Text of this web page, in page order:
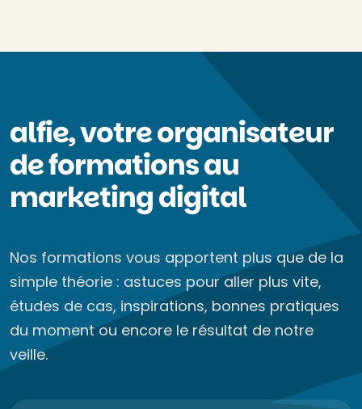
alfie, votre organisateur
de formations au
marketing digital
Nos formations vous apportent plus que de la
simple théorie : astuces pour aller plus vite,
études de cas, inspirations, bonnes pratiques
du moment ou encore le résultat de notre
veille.